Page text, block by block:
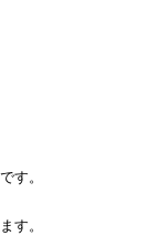
す。
す。